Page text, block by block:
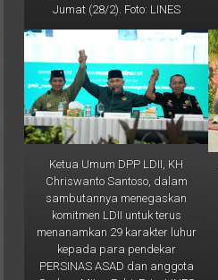
Ketua Umum DPP LDII, KH
Chriswanto Santoso, dalam
sambutannya menegaskan
komitmen LDII untuk terus
menanamkan 29 karakter luhur
kepada para pendekar
PERSINAS ASAD dan anggota
Senkom Mitra Polri. Foto: LINES